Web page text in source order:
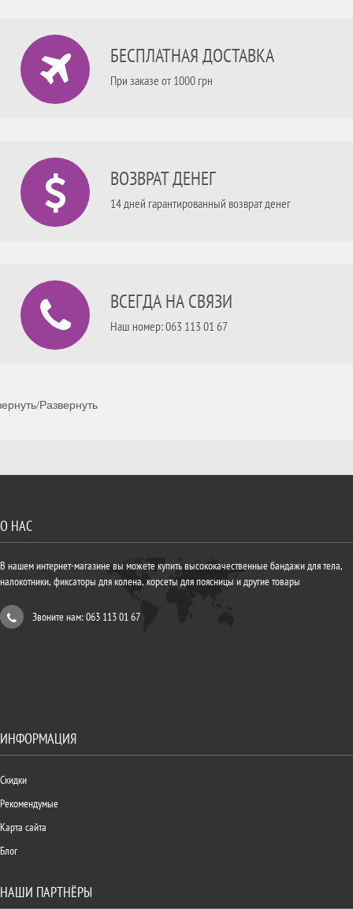
БЕСПЛАТНАЯ ДОСТАВКА
При заказе от 1000 грн
ВОЗВРАТ ДЕНЕГ
14 дней гарантированный возврат денег
ВСЕГДА НА СВЯЗИ
Наш номер: 063 113 01 67
Развернуть
О НАС
В нашем интернет-магазине вы можете купить высококачественные бандажи для тела,
налокотники, фиксаторы для колена, корсеты для поясницы и другие товары
Звоните нам: 063 113 01 67
ИНФОРМАЦИЯ
Скидки
Рекомендумые
Карта сайта
Блог
НАШИ ПАРТНЁРЫ